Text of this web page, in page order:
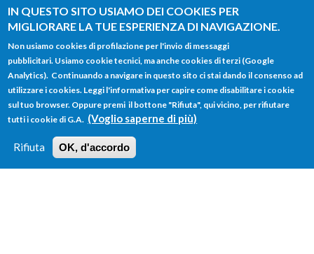
IN QUESTO SITO USIAMO DEI COOKIES PER
MIGLIORARE LA TUE ESPERIENZA DI NAVIGAZIONE.
Non usiamo cookies di profilazione per l'invio di messaggi
pubblicitari. Usiamo cookie tecnici, ma anche cookies di terzi (Google
Analytics). Continuando a navigare in questo sito ci stai dando il consenso ad
utilizzare i cookies. Leggi l'informativa per capire come disabilitare i cookie
sul tuo browser. Oppure premi il bottone "Rifiuta", qui vicino, per rifiutare
tutti i cookie di G.A. (Voglio saperne di più)
Rifiuta OK, d'accordo
Salta al contenuto principale
FORM
DI
RICERCA
Main menu
HOME TUTTI I PROFILI
LOGIN